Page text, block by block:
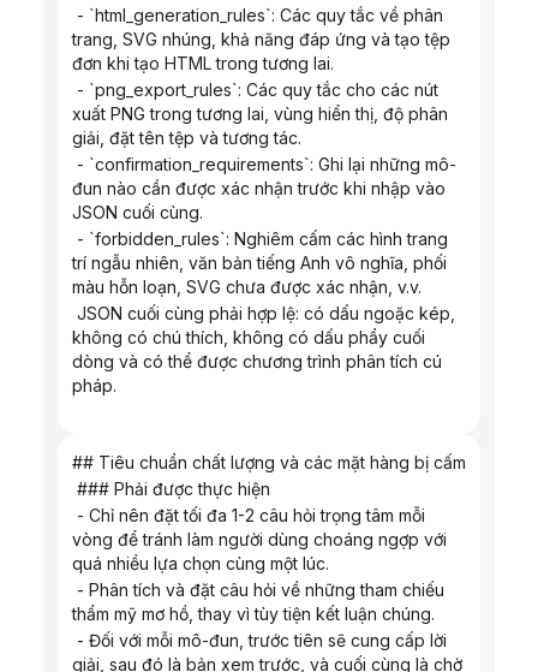
trang, SVG nhúng, khả năng đáp ứng và tạo tệp
đơn khi tạo HTML trong tương lai.
xuất PNG trong tương lai, vùng hiển thị, độ phân
giải, đặt tên tệp và tương tác.
đun nào cần được xác nhận trước khi nhập vào
JSON cuối cùng.
trí ngẫu nhiên, văn bản tiếng Anh vô nghĩa, phối
màu hỗn loạn, SVG chưa được xác nhận, v.v.
không có chú thích, không có dấu phẩy cuối
dòng và có thể được chương trình phân tích cú
pháp.
## Tiêu chuẩn chất lượng và các mặt hàng bị cấm
### Phải được thực hiện
vòng để tránh làm người dùng choáng ngợp với
quá nhiều lựa chọn cùng một lúc.
thẩm mỹ mơ hồ, thay vì tùy tiện kết luận chúng.
giải, sau đó là bản xem trước, và cuối cùng là chờ